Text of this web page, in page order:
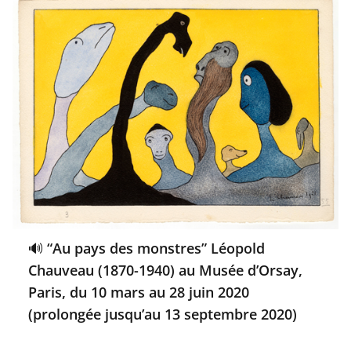
🔊 “Au pays des monstres” Léopold
Chauveau (1870-1940) au Musée d’Orsay,
Paris, du 10 mars au 28 juin 2020
(prolongée jusqu’au 13 septembre 2020)